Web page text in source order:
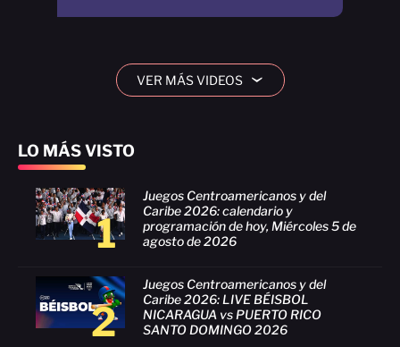
LO MÁS VISTO
1
Juegos Centroamericanos y del
Caribe 2026: calendario y
programación de hoy, Miércoles 5 de
agosto de 2026
2
Juegos Centroamericanos y del
Caribe 2026: LIVE BÉISBOL
NICARAGUA vs PUERTO RICO
SANTO DOMINGO 2026
VER MÁS VIDEOS ›